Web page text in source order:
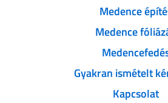
Medence
Medence
Gyakran ismételt
Kapcsolat